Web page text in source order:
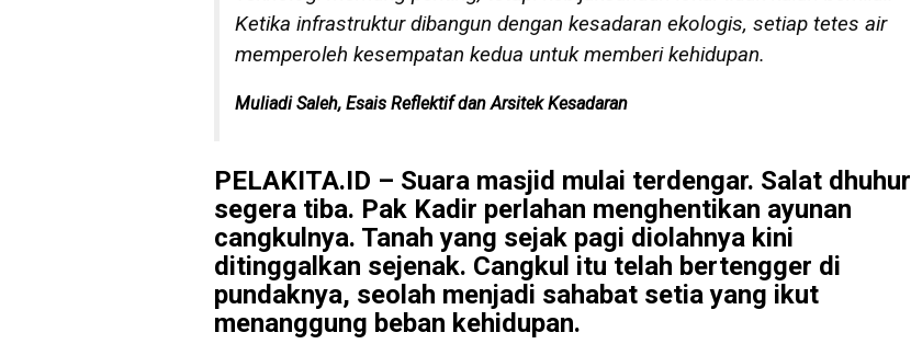
Ketika infrastruktur dibangun dengan kesadaran ekologis, setiap tetes air
memperoleh kesempatan kedua untuk memberi kehidupan.
Muliadi Saleh, Esais Reflektif dan Arsitek Kesadaran
PELAKITA.ID – Suara masjid mulai terdengar. Salat dhuhur
segera tiba. Pak Kadir perlahan menghentikan ayunan
cangkulnya. Tanah yang sejak pagi diolahnya kini
ditinggalkan sejenak. Cangkul itu telah bertengger di
pundaknya, seolah menjadi sahabat setia yang ikut
menanggung beban kehidupan.